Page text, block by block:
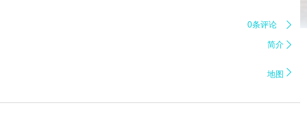
0条评论 
简介 
地图 